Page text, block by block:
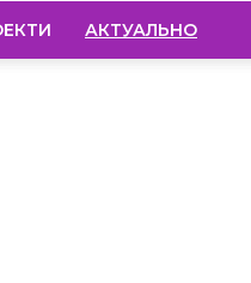
АКТУАЛЬНО